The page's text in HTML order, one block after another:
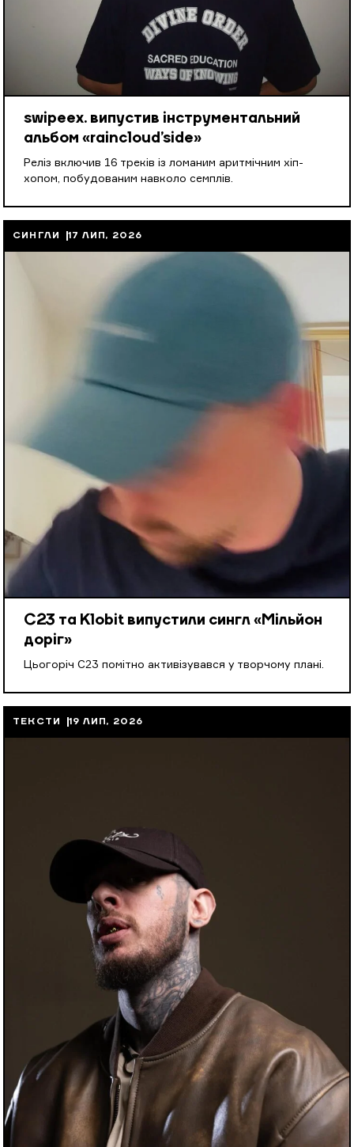
swipeex. випустив інструментальний
альбом «raincloud’side»
Реліз включив 16 треків із ломаним аритмічним хіп-
хопом, побудованим навколо семплів.
СИНГЛИ 17 ЛИП, 2026
С23 та Klobit випустили сингл «Мільйон
доріг»
Цьогоріч С23 помітно активізувався у творчому плані.
ТЕКСТИ 19 ЛИП, 2026